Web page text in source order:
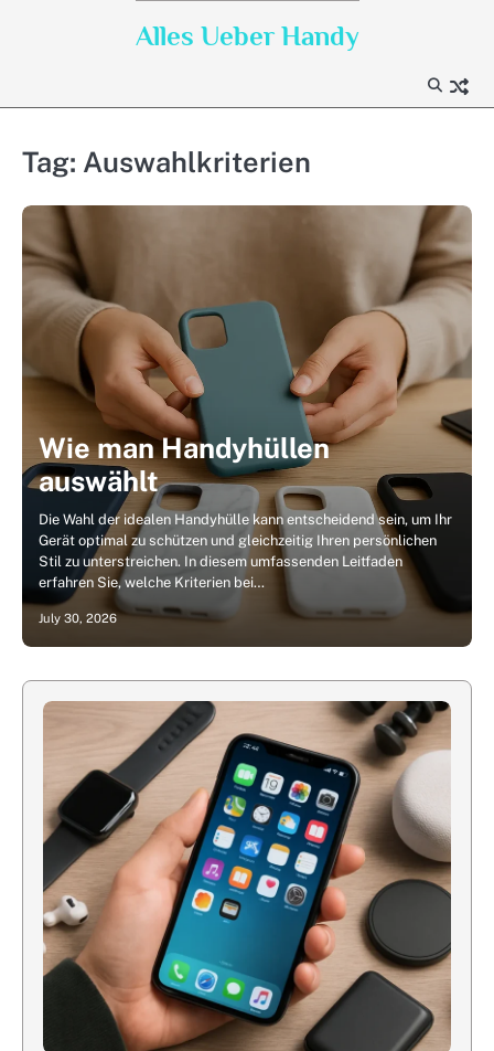
Alles Ueber Handy
Tag: Auswahlkriterien
Wie man Handyhüllen
auswählt
Die Wahl der idealen Handyhülle kann entscheidend sein, um Ihr
Gerät optimal zu schützen und gleichzeitig Ihren persönlichen
Stil zu unterstreichen. In diesem umfassenden Leitfaden
erfahren Sie, welche Kriterien bei…
July 30, 2026